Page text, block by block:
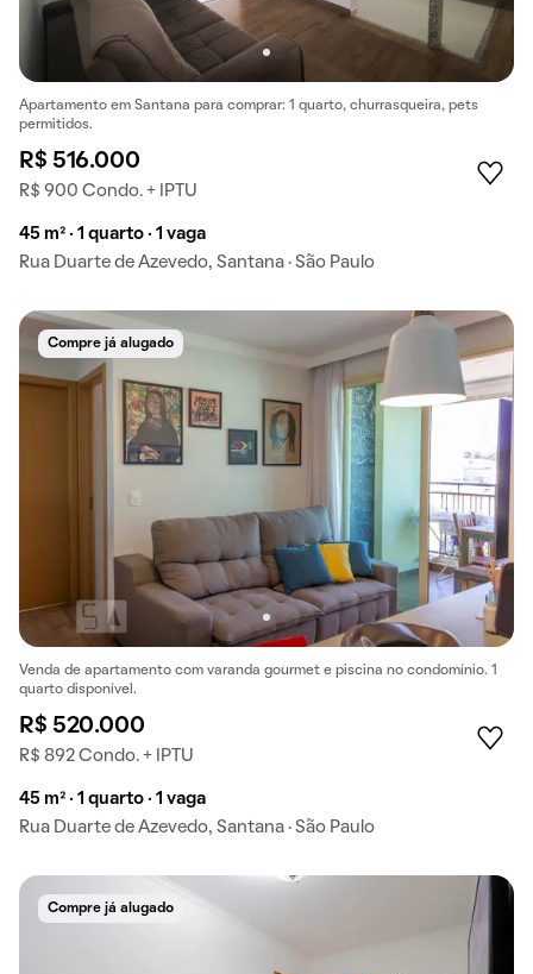
Apartamento em Santana para comprar: 1 quarto, churrasqueira, pets
permitidos.
R$ 516.000
R$ 900 Condo. + IPTU
45 m² · 1 quarto · 1 vaga
Rua Duarte de Azevedo, Santana · São Paulo
Compre já alugado
Venda de apartamento com varanda gourmet e piscina no condomínio. 1
quarto disponível.
R$ 520.000
R$ 892 Condo. + IPTU
45 m² · 1 quarto · 1 vaga
Rua Duarte de Azevedo, Santana · São Paulo
Compre já alugado